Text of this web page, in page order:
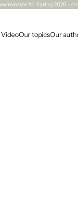
releasesfor Spring 2026 –
Our topicsOur